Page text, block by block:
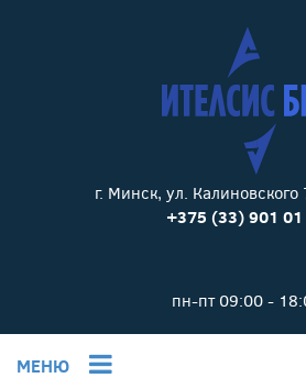
г. Минск, ул.
+375 (33) 901 01
пн-пт 09:00 -
МЕНЮ